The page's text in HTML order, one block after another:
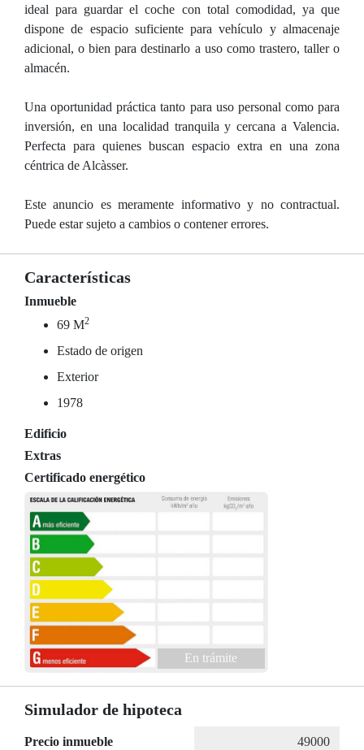
ideal para guardar el coche con total comodidad, ya que
dispone de espacio suficiente para vehículo y almacenaje
adicional, o bien para destinarlo a uso como trastero, taller o
almacén.
Una oportunidad práctica tanto para uso personal como para
inversión, en una localidad tranquila y cercana a Valencia.
Perfecta para quienes buscan espacio extra en una zona
céntrica de Alcàsser.
Este anuncio es meramente informativo y no contractual.
Puede estar sujeto a cambios o contener errores.
Características
Inmueble
69 M2
Estado de origen
Exterior
1978
Edificio
Extras
Certificado energético
En trámite
Simulador de hipoteca
Precio inmueble